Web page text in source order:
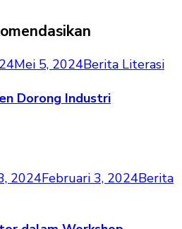
Mei 5, 2024Berita Literasi
Dorong Industri
2024Februari 3, 2024Berita